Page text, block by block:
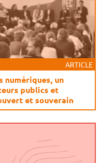
ARTICLE
numériques, un
publics et
et souverain